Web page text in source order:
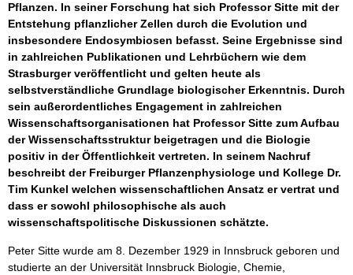
Pflanzen. In seiner Forschung hat sich Professor Sitte mit der
Entstehung pflanzlicher Zellen durch die Evolution und
insbesondere Endosymbiosen befasst. Seine Ergebnisse sind
in zahlreichen Publikationen und Lehrbüchern wie dem
Strasburger veröffentlicht und gelten heute als
selbstverständliche Grundlage biologischer Erkenntnis. Durch
sein außerordentliches Engagement in zahlreichen
Wissenschaftsorganisationen hat Professor Sitte zum Aufbau
der Wissenschaftsstruktur beigetragen und die Biologie
positiv in der Öffentlichkeit vertreten. In seinem Nachruf
beschreibt der Freiburger Pflanzenphysiologe und Kollege Dr.
Tim Kunkel welchen wissenschaftlichen Ansatz er vertrat und
dass er sowohl philosophische als auch
wissenschaftspolitische Diskussionen schätzte.
Peter Sitte wurde am 8. Dezember 1929 in Innsbruck geboren und
studierte an der Universität Innsbruck Biologie, Chemie,